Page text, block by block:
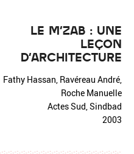
LE M'ZAB : UNE
LEÇON
D'ARCHITECTURE
Fathy Hassan, Ravéreau André,
Roche Manuelle
Actes Sud, Sindbad
2003